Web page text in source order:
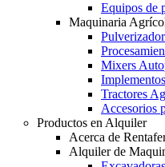
Equipos de
Maquinaria
Mixers
Implementos
Tractores
Accesorios
Productos en Alquiler
Acerca de
Alquiler de